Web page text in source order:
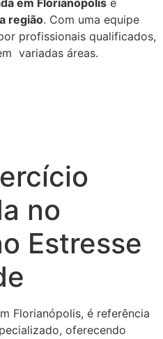
região. Com uma equipe
profissionais qualificados,
variadas áreas.
no
Estresse
Florianópolis, é referência
oferecendo